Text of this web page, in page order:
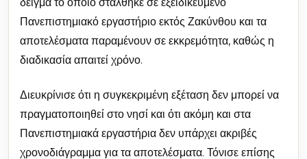
Πανεπιστημιακό εργαστήριο εκτός Ζακύνθου και τα
αποτελέσματα παραμένουν σε εκκρεμότητα, καθώς η
διαδικασία απαιτεί χρόνο.
Διευκρίνισε ότι η συγκεκριμένη εξέταση δεν μπορεί να
πραγματοποιηθεί στο νησί και ότι ακόμη και στα
Πανεπιστημιακά εργαστήρια δεν υπάρχει ακριβές
χρονοδιάγραμμα για τα αποτελέσματα. Τόνισε επίσης